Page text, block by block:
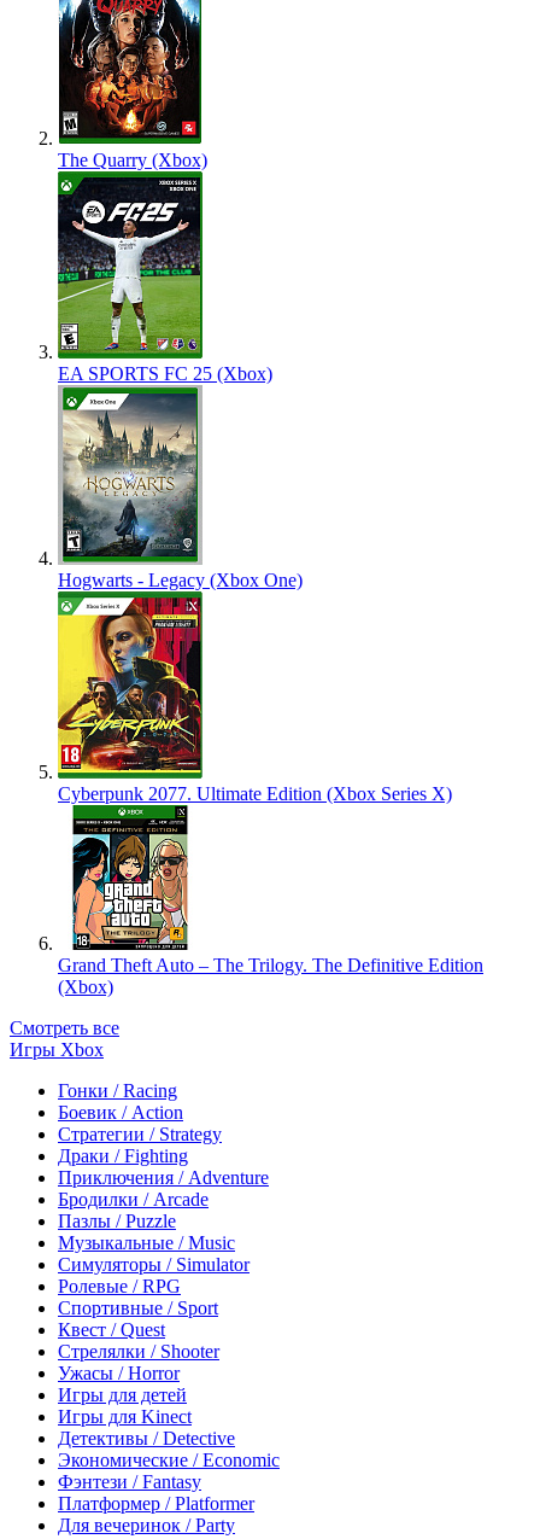
The Quarry (Xbox)
EA SPORTS FC 25 (Xbox)
Hogwarts - Legacy (Xbox One)
Cyberpunk 2077. Ultimate Edition (Xbox Series X)
Grand Theft Auto – The Trilogy. The Definitive Edition
(Xbox)
Смотреть все
Игры Xbox
Гонки / Racing
Боевик / Action
Стратегии / Strategy
Драки / Fighting
Приключения / Adventure
Бродилки / Arcade
Пазлы / Puzzle
Музыкальные / Music
Симуляторы / Simulator
Ролевые / RPG
Спортивные / Sport
Квест / Quest
Стрелялки / Shooter
Ужасы / Horror
Игры для детей
Игры для Kinect
Детективы / Detective
Экономические / Economic
Фэнтези / Fantasy
Платформер / Platformer
Для вечеринок / Party